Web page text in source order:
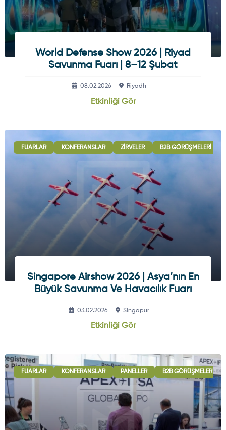
World Defense Show 2026 | Riyad
Savunma Fuarı | 8–12 Şubat
08.02.2026 Riyadh
Etkinliği Gör
FUARLAR KONFERANSLAR ZIRVELER B2B GÖRÜŞMELERI
Singapore Airshow 2026 | Asya’nın En
Büyük Savunma Ve Havacılık Fuarı
03.02.2026 Singapur
Etkinliği Gör
FUARLAR KONFERANSLAR PANELLER B2B GÖRÜŞMELERI